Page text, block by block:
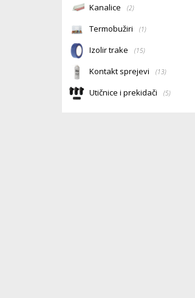
Kanalice (2)
Termobužiri (1)
Izolir trake (15)
Kontakt sprejevi (13)
Utičnice i prekidači (5)